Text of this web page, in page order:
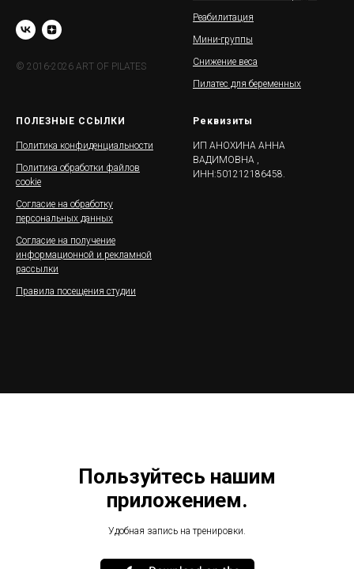
© 2016-2026 ART OF PILATES
Реабилитация
Мини-группы
Снижение веса
Пилатес для беременных
ПОЛЕЗНЫЕ ССЫЛКИ
Политика конфиденциальности
Политика обработки файлов
cookie
Согласие на обработку
персональных данных
Согласие на получение
информационной и рекламной
рассылки
Правила посещения студии
Реквизиты
ИП АНОХИНА АННА
ВАДИМОВНА ,
ИНН:501212186458.
Пользуйтесь нашим
приложением.
Удобная запись на тренировки.